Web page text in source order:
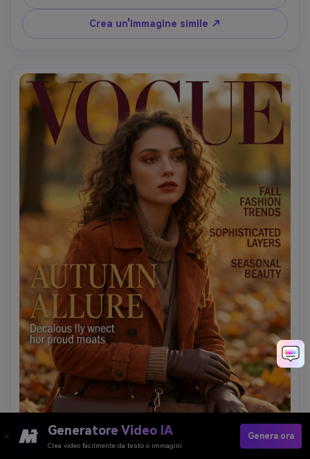
giallo, turchese e corallo. Utilizzare la luce solare brillante
e naturale con un bagliore dorato che suggerisce la
spiaggia o la posizione tropicale. Capelli: onde da
e finitura lucida. Includi oggetti di scena estivi: occhiali da
sole, fiori tropicali, agrumi. Tipografia: 'VOGUE' in colori
vivaci e soleggiati, titolo 'Summer Escapes', linee di
copertina su stile vacanza e bellezza sulla spiaggia.
Irradiare vibrazioni di vacanza senza sforzo.
Crea un'immagine simile ↗
musa autunnale
Generatore Video IA
Crea video facilmente da testo o immagini
Genera ora